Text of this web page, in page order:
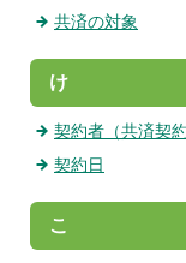
共済の対象
け
契約者（共済契約
契約日
こ